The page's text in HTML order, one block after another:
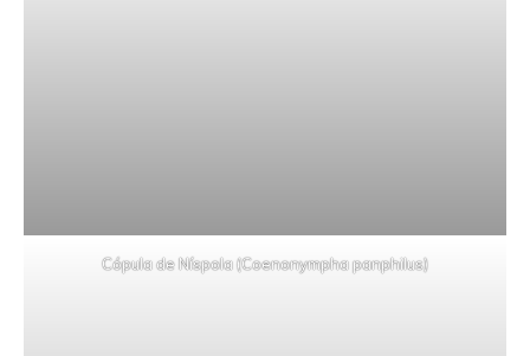
Cópula de Níspola (Coenonympha panphilus)